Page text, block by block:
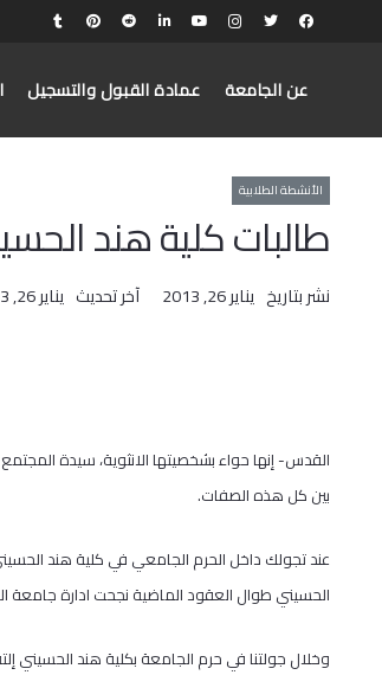
عن الجامعة عمادة القبول والتسجيل
الأنشطة الطلابية
طالبات كلية هند
نشر بتاريخ يناير 26, 2013 آخر تحديث يناير 26, 2013
القدس- إنها حواء بشخصيتها الانثوية، سيدة
بين كل هذه الصفات.
عند تجولك داخل الحرم الجامعي في كلية هند
الحسيني طوال العقود الماضية نجحت ادارة